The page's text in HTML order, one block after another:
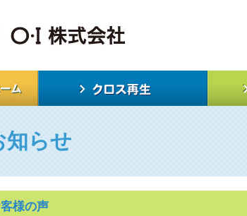
知らせ
様の声